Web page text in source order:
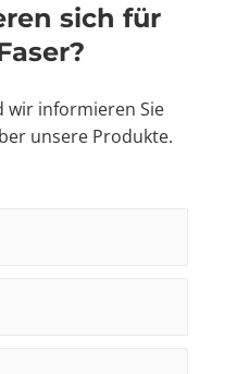
sich für
wir informieren Sie
unsere Produkte.